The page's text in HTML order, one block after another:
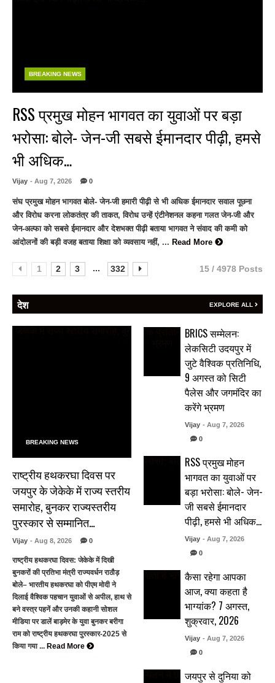
BREAKING NEWS
RSS प्रमुख मोहन भागवत का युवाओं पर बड़ा
भरोसा: बोले- जेन-जी सबसे ईमानदार पीढ़ी, हमसे
भी अधिक…
Vijay - Aug 7, 2026 0
संघ प्रमुख मोहन भागवत बोले- जेन-जी हमारी पीढ़ी से भी अधिक ईमानदार सवाल पूछना
और विरोध करना लोकतंत्र की ताकत, विरोध उन्हें एंटीनेशनल कहना गलत जेन-जी और
जेन-अल्फा को सबसे ईमानदार और देशभक्त पीढ़ी बताया भागवत ने संवाद की कमी को
आंदोलनों की बड़ी वजह बताया शिक्षा को व्यवसाय नहीं, ... Read More
1 2 3 ... 332 15 / 4978 Posts
देश EXPLORE ALL
BREAKING NEWS
राष्ट्रीय हथकरघा दिवस पर
जयपुर के जेकेके में राज्य स्तरीय
समारोह, बुनकर राज्यस्तरीय
पुरस्कार से सम्मानित…
Vijay - Aug 8, 2026 0
राष्ट्रीय हथकरघा दिवस: जेकेके में दिखी
बुनकरों की प्रतिभा मंत्री राज्यवर्धन राठौड़
बोले– भारतीय हथकरघा को पीएम मोदी ने
दिलाई वैश्विक पहचान युवाओं से अपील, हाथ से
बने वस्त्र पहनें और उनकी कहानी सोशल
मीडिया पर डालें बाड़मेर के युवा बुनकर बरीगा
राम को राष्ट्रीय हथकरघा पुरस्कार-2025 से
किया गया ... Read More
BRICS सम्मेलन:
लेकसिटी उदयपुर में
जुटे वैश्विक प्रतिनिधि,
9 अगस्त को सिटी
पैलेस और जगमंदिर का
करेंगे भ्रमण
Vijay - Aug 7, 2026
0
RSS प्रमुख मोहन
भागवत का युवाओं पर
बड़ा भरोसा: बोले- जेन-
जी सबसे ईमानदार
पीढ़ी, हमसे भी अधिक…
Vijay - Aug 7, 2026
0
कैसा रहेगा आपका
आज, क्या कहता है
भाग्यांक? 7 अगस्त,
शुक्रवार, 2026
Vijay - Aug 7, 2026
0
जयपुर से दुनिया को